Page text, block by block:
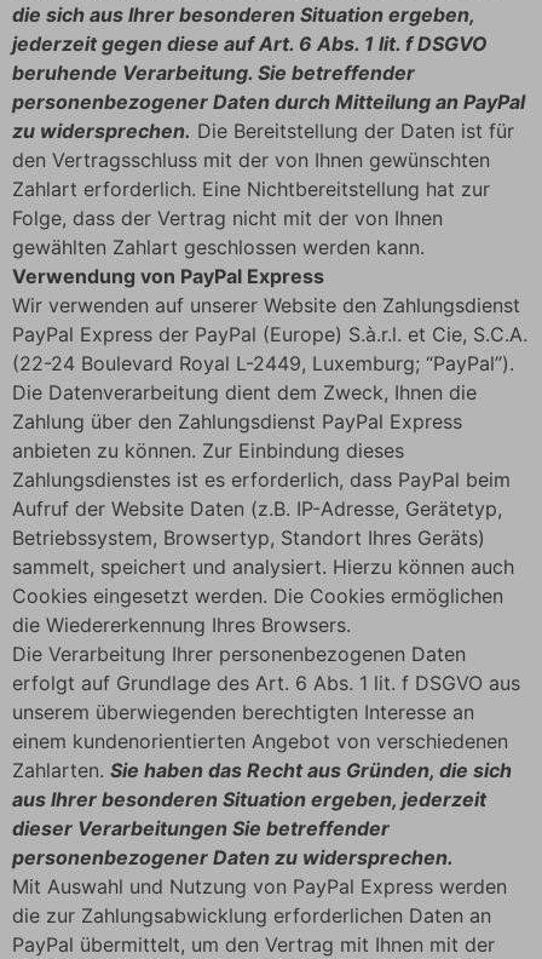
die sich aus Ihrer besonderen Situation ergeben,
jederzeit gegen diese auf Art. 6 Abs. 1 lit. f DSGVO
beruhende Verarbeitung. Sie betreffender
personenbezogener Daten durch Mitteilung an PayPal
zu widersprechen. Die Bereitstellung der Daten ist für
den Vertragsschluss mit der von Ihnen gewünschten
Zahlart erforderlich. Eine Nichtbereitstellung hat zur
Folge, dass der Vertrag nicht mit der von Ihnen
gewählten Zahlart geschlossen werden kann.
Verwendung von PayPal Express
Wir verwenden auf unserer Website den Zahlungsdienst
PayPal Express der PayPal (Europe) S.à.r.l. et Cie, S.C.A.
(22-24 Boulevard Royal L-2449, Luxemburg; “PayPal”).
Die Datenverarbeitung dient dem Zweck, Ihnen die
Zahlung über den Zahlungsdienst PayPal Express
anbieten zu können. Zur Einbindung dieses
Zahlungsdienstes ist es erforderlich, dass PayPal beim
Aufruf der Website Daten (z.B. IP-Adresse, Gerätetyp,
Betriebssystem, Browsertyp, Standort Ihres Geräts)
sammelt, speichert und analysiert. Hierzu können auch
Cookies eingesetzt werden. Die Cookies ermöglichen
die Wiedererkennung Ihres Browsers.
Die Verarbeitung Ihrer personenbezogenen Daten
erfolgt auf Grundlage des Art. 6 Abs. 1 lit. f DSGVO aus
unserem überwiegenden berechtigten Interesse an
einem kundenorientierten Angebot von verschiedenen
Zahlarten. Sie haben das Recht aus Gründen, die sich
aus Ihrer besonderen Situation ergeben, jederzeit
dieser Verarbeitungen Sie betreffender
personenbezogener Daten zu widersprechen.
Mit Auswahl und Nutzung von PayPal Express werden
die zur Zahlungsabwicklung erforderlichen Daten an
PayPal übermittelt, um den Vertrag mit Ihnen mit der